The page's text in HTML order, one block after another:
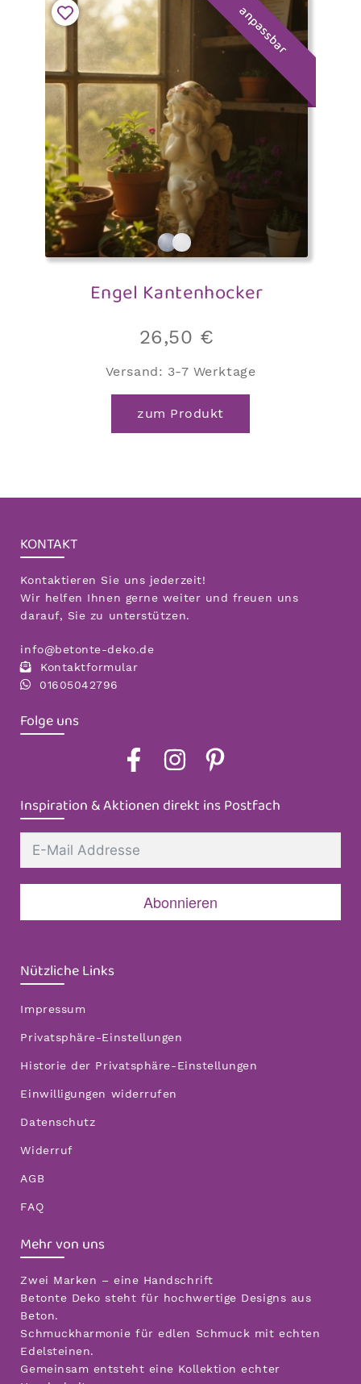
anpassbar
Engel Kantenhocker
26,50 €
Versand: 3-7 Werktage
zum Produkt
KONTAKT
Kontaktieren Sie uns jederzeit!
Wir helfen Ihnen gerne weiter und freuen uns
darauf, Sie zu unterstützen.
info@betonte-deko.de
Kontaktformular
01605042796
Folge uns
Inspiration & Aktionen direkt ins Postfach
Abonnieren
Nützliche Links
Impressum
Privatsphäre-Einstellungen
Historie der Privatsphäre-Einstellungen
Einwilligungen widerrufen
Datenschutz
Widerruf
AGB
FAQ
Mehr von uns
Zwei Marken – eine Handschrift
Betonte Deko steht für hochwertige Designs aus
Beton.
Schmuckharmonie für edlen Schmuck mit echten
Edelsteinen.
Gemeinsam entsteht eine Kollektion echter